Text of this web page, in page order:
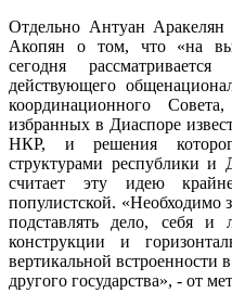
Отдельно Антуан Аракелян
Акопян о том, что «на
сегодня
действующего
координационного
избранных в Диаспоре
НКР, и решения
структурами республики и
считает эту идею
популистской. «Необходимо
подставлять дело, себя и
конструкции и
вертикальной встроенности
другого государства», - от